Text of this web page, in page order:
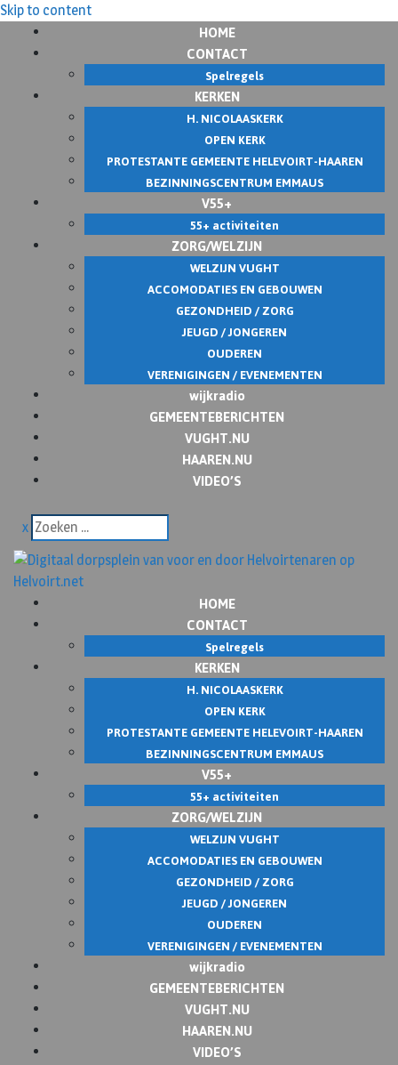
Skip to content
HOME
CONTACT
Spelregels
KERKEN
H. NICOLAASKERK
OPEN KERK
PROTESTANTE GEMEENTE HELEVOIRT-HAAREN
BEZINNINGSCENTRUM EMMAUS
V55+
55+ activiteiten
ZORG/WELZIJN
WELZIJN VUGHT
ACCOMODATIES EN GEBOUWEN
GEZONDHEID / ZORG
JEUGD / JONGEREN
OUDEREN
VERENIGINGEN / EVENEMENTEN
wijkradio
GEMEENTEBERICHTEN
VUGHT.NU
HAAREN.NU
VIDEO’S
x
HOME
CONTACT
Spelregels
KERKEN
H. NICOLAASKERK
OPEN KERK
PROTESTANTE GEMEENTE HELEVOIRT-HAAREN
BEZINNINGSCENTRUM EMMAUS
V55+
55+ activiteiten
ZORG/WELZIJN
WELZIJN VUGHT
ACCOMODATIES EN GEBOUWEN
GEZONDHEID / ZORG
JEUGD / JONGEREN
OUDEREN
VERENIGINGEN / EVENEMENTEN
wijkradio
GEMEENTEBERICHTEN
VUGHT.NU
HAAREN.NU
VIDEO’S